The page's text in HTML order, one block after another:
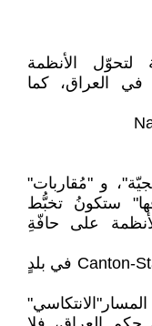
لتحوّل الأنظمة
في العراق، كما
و "مُقاربات"
ستكونُ تخبُّط
على حافّةِ
ثمّ التحوّل إلى الدولة "الكانتونيّة" ..Canton-State في بلدٍ